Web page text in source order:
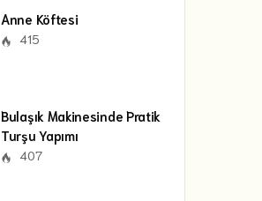
Anne Köftesi
415
Bulaşık Makinesinde Pratik
Turşu Yapımı
407